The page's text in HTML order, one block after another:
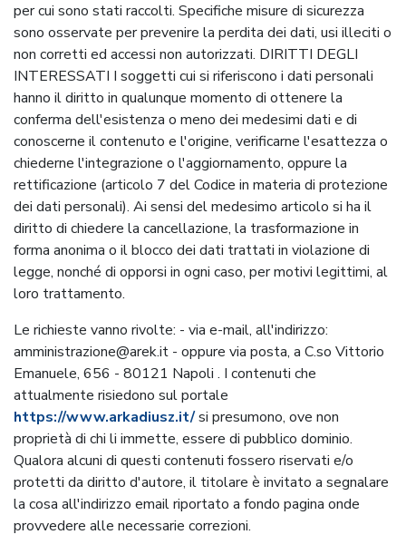
per cui sono stati raccolti. Specifiche misure di sicurezza
sono osservate per prevenire la perdita dei dati, usi illeciti o
non corretti ed accessi non autorizzati. DIRITTI DEGLI
INTERESSATI I soggetti cui si riferiscono i dati personali
hanno il diritto in qualunque momento di ottenere la
conferma dell'esistenza o meno dei medesimi dati e di
conoscerne il contenuto e l'origine, verificarne l'esattezza o
chiederne l'integrazione o l'aggiornamento, oppure la
rettificazione (articolo 7 del Codice in materia di protezione
dei dati personali). Ai sensi del medesimo articolo si ha il
diritto di chiedere la cancellazione, la trasformazione in
forma anonima o il blocco dei dati trattati in violazione di
legge, nonché di opporsi in ogni caso, per motivi legittimi, al
loro trattamento.
Le richieste vanno rivolte: - via e-mail, all'indirizzo:
amministrazione@arek.it - oppure via posta, a C.so Vittorio
Emanuele, 656 - 80121 Napoli . I contenuti che
attualmente risiedono sul portale
https://www.arkadiusz.it/si presumono, ove non
proprietà di chi li immette, essere di pubblico dominio.
Qualora alcuni di questi contenuti fossero riservati e/o
protetti da diritto d'autore, il titolare è invitato a segnalare
la cosa all'indirizzo email riportato a fondo pagina onde
provvedere alle necessarie correzioni.